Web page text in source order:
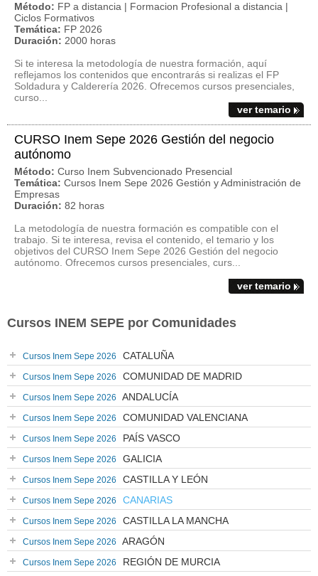
Método: FP a distancia | Formacion Profesional a distancia |
Ciclos Formativos
Temática: FP 2026
Duración: 2000 horas
Si te interesa la metodología de nuestra formación, aquí
reflejamos los contenidos que encontrarás si realizas el FP
Soldadura y Calderería 2026. Ofrecemos cursos presenciales,
curso...
ver temario
CURSO Inem Sepe 2026 Gestión del negocio
autónomo
Método: Curso Inem Subvencionado Presencial
Temática: Cursos Inem Sepe 2026 Gestión y Administración de
Empresas
Duración: 82 horas
La metodología de nuestra formación es compatible con el
trabajo. Si te interesa, revisa el contenido, el temario y los
objetivos del CURSO Inem Sepe 2026 Gestión del negocio
autónomo. Ofrecemos cursos presenciales, curs...
ver temario
Cursos INEM SEPE por Comunidades
Cursos Inem Sepe 2026 CATALUÑA
Cursos Inem Sepe 2026 COMUNIDAD DE MADRID
Cursos Inem Sepe 2026 ANDALUCÍA
Cursos Inem Sepe 2026 COMUNIDAD VALENCIANA
Cursos Inem Sepe 2026 PAÍS VASCO
Cursos Inem Sepe 2026 GALICIA
Cursos Inem Sepe 2026 CASTILLA Y LEÓN
Cursos Inem Sepe 2026 CANARIAS
Cursos Inem Sepe 2026 CASTILLA LA MANCHA
Cursos Inem Sepe 2026 ARAGÓN
Cursos Inem Sepe 2026 REGIÓN DE MURCIA